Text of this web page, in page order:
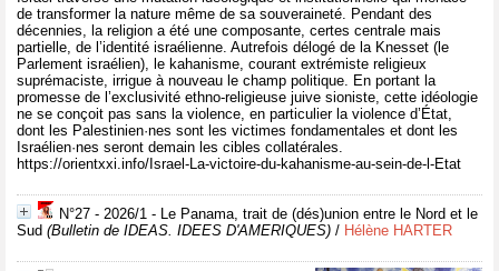
de transformer la nature même de sa souveraineté. Pendant des
décennies, la religion a été une composante, certes centrale mais
partielle, de l’identité israélienne. Autrefois délogé de la Knesset (le
Parlement israélien), le kahanisme, courant extrémiste religieux
suprémaciste, irrigue à nouveau le champ politique. En portant la
promesse de l’exclusivité ethno-religieuse juive sioniste, cette idéologie
ne se conçoit pas sans la violence, en particulier la violence d’État,
dont les Palestinien·nes sont les victimes fondamentales et dont les
Israélien·nes seront demain les cibles collatérales.
https://orientxxi.info/Israel-La-victoire-du-kahanisme-au-sein-de-l-Etat
N°27 - 2026/1 - Le Panama, trait de (dés)union entre le Nord et le
Sud (Bulletin de IDEAS. IDEES D'AMERIQUES) / Hélène HARTER